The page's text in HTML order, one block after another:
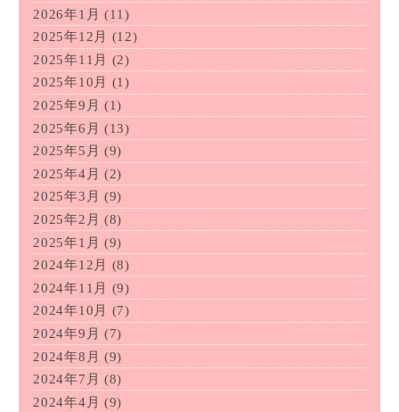
2026年1月 (11)
2025年12月
(12)
2025年11月
(2)
2025年10月
(1)
2025年9月 (1)
2025年6月 (13)
2025年5月 (9)
2025年4月 (2)
2025年3月 (9)
2025年2月 (8)
2025年1月 (9)
2024年12月
(8)
2024年11月
(9)
2024年10月
(7)
2024年9月 (7)
2024年8月 (9)
2024年7月 (8)
2024年4月 (9)